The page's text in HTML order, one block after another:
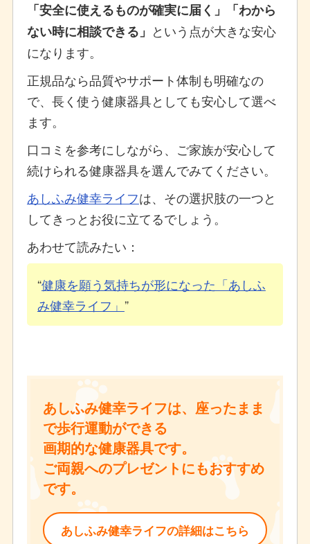
「安全に使えるものが確実に届く」「わから
ない時に相談できる」 という点が大きな安心
になります。
正規品なら品質やサポート体制も明確なの
で、長く使う健康器具としても安心して選べ
ます。
口コミを参考にしながら、ご家族が安心して
続けられる健康器具を選んでみてください。
あしふみ健幸ライフは、その選択肢の一つと
してきっとお役に立てるでしょう。
あわせて読みたい：
健康を願う気持ちが形になった「あしふ
み健幸ライフ」
あしふみ健幸ライフは、座ったまま
で歩行運動ができる
画期的な健康器具です。
ご両親へのプレゼントにもおすすめ
です。
あしふみ健幸ライフの詳細はこちら